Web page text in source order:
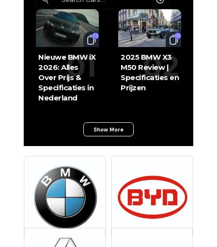
23
Nieuwe BMW iX
2026: Alles
Over Prijs &
Specificaties in
Nederland
18
2025 BMW X3
M50 Review |
Specificaties en
Prijzen
Show More